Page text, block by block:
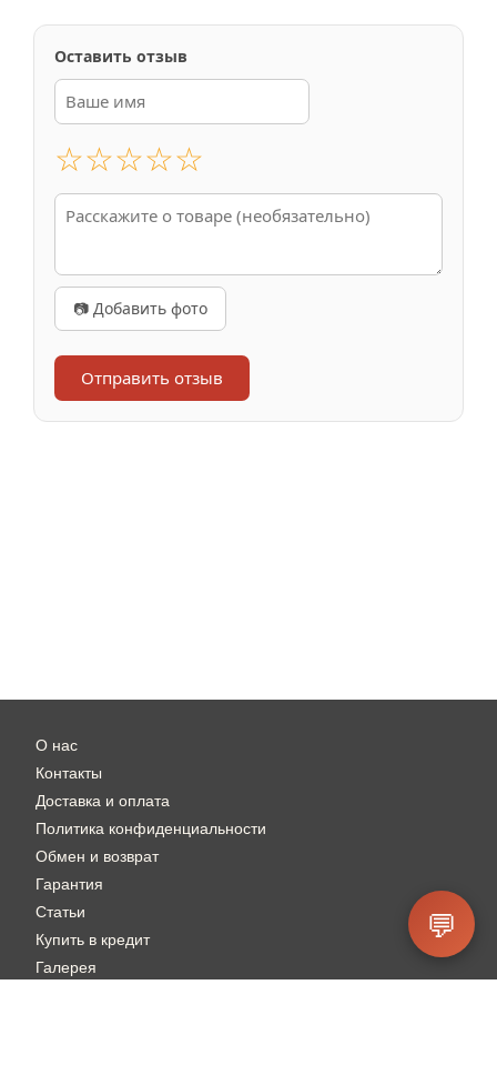
Оставить отзыв
☆☆☆☆☆
📷 Добавить фото
Отправить отзыв
О нас
Контакты
Доставка и оплата
Политика конфиденциальности
Обмен и возврат
Гарантия
Статьи
Купить в кредит
Галерея
💬